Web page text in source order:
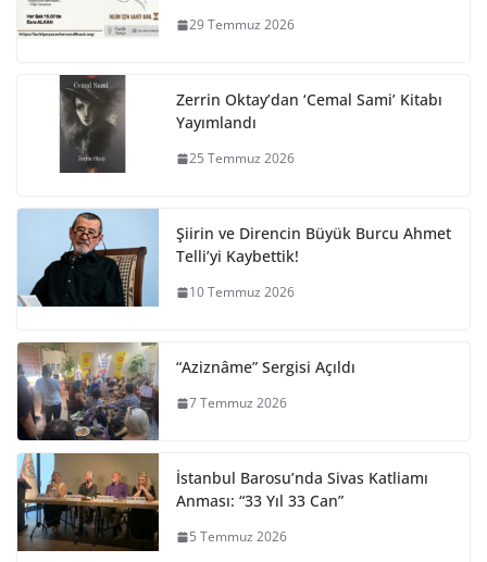
29 Temmuz 2026
Zerrin Oktay’dan ‘Cemal Sami’ Kitabı
Yayımlandı
25 Temmuz 2026
Şiirin ve Direncin Büyük Burcu Ahmet
Telli’yi Kaybettik!
10 Temmuz 2026
“Aziznâme” Sergisi Açıldı
7 Temmuz 2026
İstanbul Barosu’nda Sivas Katliamı
Anması: “33 Yıl 33 Can”
5 Temmuz 2026